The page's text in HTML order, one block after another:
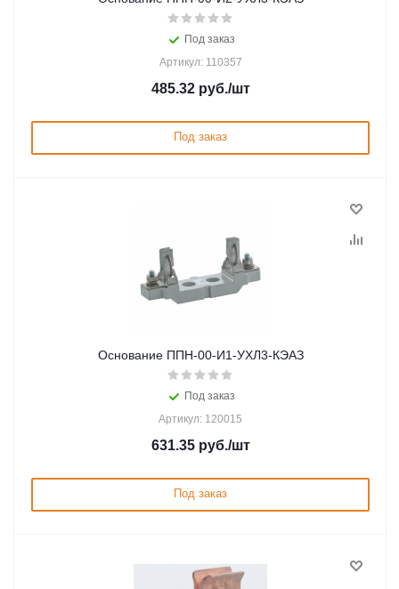
Под заказ
Артикул: 110357
485.32руб./шт
Под заказ
Основание ППН-00-И1-УХЛ3-КЭАЗ
Под заказ
Артикул: 120015
631.35руб./шт
Под заказ